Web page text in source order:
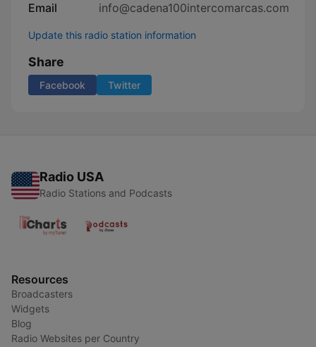
Email
info@cadena100intercomarcas.com
Update this radio station information
Share
Facebook Twitter
Radio USA
Radio Stations and Podcasts
Resources
Broadcasters
Widgets
Blog
Radio Websites per Country